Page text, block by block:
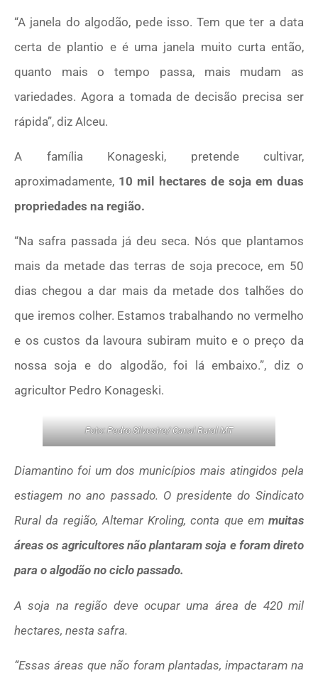
“A janela do algodão, pede isso. Tem que ter a data
certa de plantio e é uma janela muito curta então,
quanto mais o tempo passa, mais mudam as
variedades. Agora a tomada de decisão precisa ser
rápida”, diz Alceu.
A família Konageski, pretende cultivar,
aproximadamente, 10 mil hectares de soja em duas
propriedades na região.
“Na safra passada já deu seca. Nós que plantamos
mais da metade das terras de soja precoce, em 50
dias chegou a dar mais da metade dos talhões do
que iremos colher. Estamos trabalhando no vermelho
e os custos da lavoura subiram muito e o preço da
nossa soja e do algodão, foi lá embaixo.”, diz o
agricultor Pedro Konageski.
Foto: Pedro Silvestre/ Canal Rural MT
Diamantino foi um dos municípios mais atingidos pela
estiagem no ano passado. O presidente do Sindicato
Rural da região, Altemar Kroling, conta que em muitas
áreas os agricultores não plantaram soja e foram direto
para o algodão no ciclo passado.
A soja na região deve ocupar uma área de 420 mil
hectares, nesta safra.
“Essas áreas que não foram plantadas, impactaram na